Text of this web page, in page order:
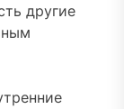
другие